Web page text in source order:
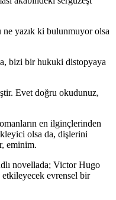
yazık ki bulunmuyor olsa
bizi bir hukuki distopyaya
Evet doğru okudunuz,
en ilginçlerinden
olsa da, dişlerini
eminim.
novellada; Victor Hugo
evrensel bir